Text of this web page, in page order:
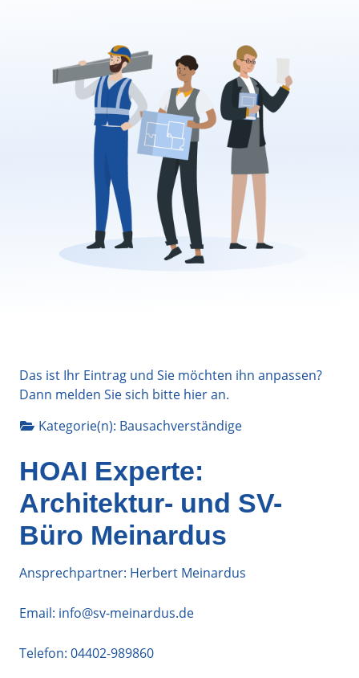
Das ist Ihr Eintrag und Sie möchten ihn anpassen?
Dann melden Sie sich bitte hieran.
Kategorie(n): Bausachverständige
HOAI Experte:
Architektur- und SV-
Büro Meinardus
Ansprechpartner: Herbert Meinardus
Email: info@sv-meinardus.de
Telefon: 04402-989860